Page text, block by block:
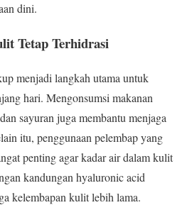
dini.
Tetap Terhidrasi
menjadi langkah utama untuk
hari. Mengonsumsi makanan
sayuran juga membantu menjaga
itu, penggunaan pelembap yang
penting agar kadar air dalam kulit
kandungan hyaluronic acid
kelembapan kulit lebih lama.